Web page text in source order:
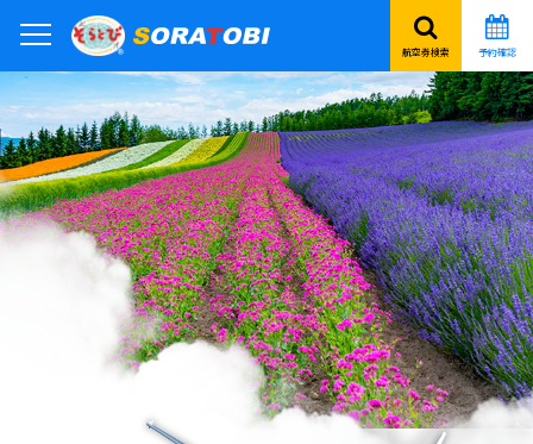
航空券検索 予約確認